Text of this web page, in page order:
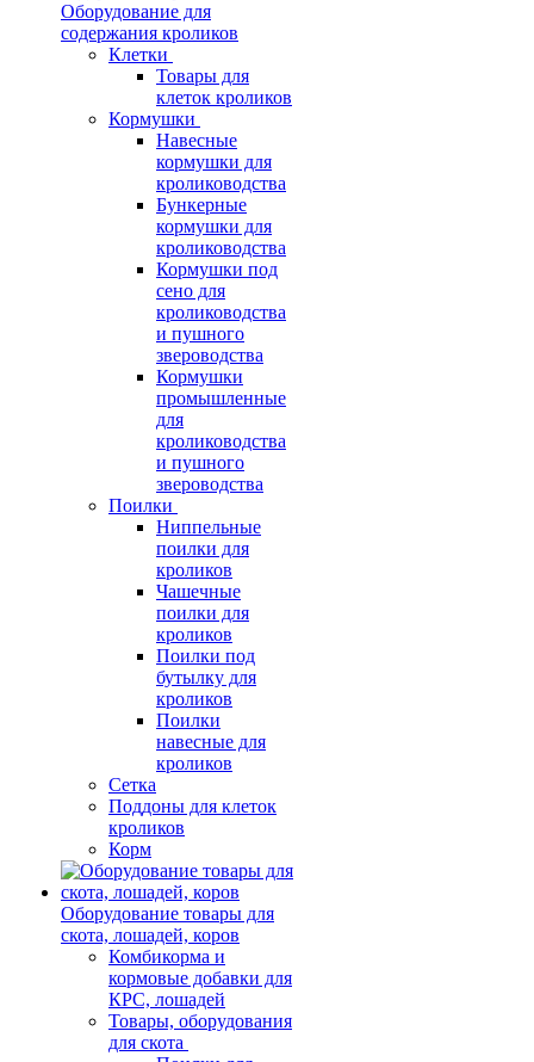
Оборудование для
содержания кроликов
Клетки
Товары для
клеток кроликов
Кормушки
Навесные
кормушки для
кролиководства
Бункерные
кормушки для
кролиководства
Кормушки под
сено для
кролиководства
и пушного
звероводства
Кормушки
промышленные
для
кролиководства
и пушного
звероводства
Поилки
Ниппельные
поилки для
кроликов
Чашечные
поилки для
кроликов
Поилки под
бутылку для
кроликов
Поилки
навесные для
кроликов
Сетка
Поддоны для клеток
кроликов
Корм
Оборудование товары для
скота, лошадей, коров
Комбикорма и
кормовые добавки для
КРС, лошадей
Товары, оборудования
для скота